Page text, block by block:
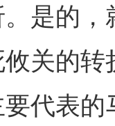
是的
关的
代表